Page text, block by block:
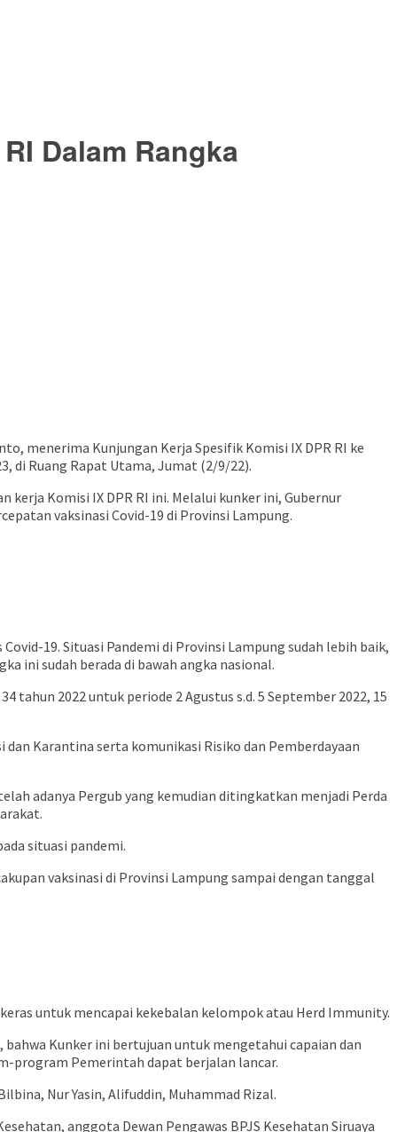
Dalam Rangka
menerima Kunjungan Kerja Spesifik Komisi IX DPR RI ke
di Ruang Rapat Utama, Jumat (2/9/22).
Komisi IX DPR RI ini. Melalui kunker ini, Gubernur
vaksinasi Covid-19 di Provinsi Lampung.
19. Situasi Pandemi di Provinsi Lampung sudah lebih baik,
ini sudah berada di bawah angka nasional.
2022 untuk periode 2 Agustus s.d. 5 September 2022, 15
Karantina serta komunikasi Risiko dan Pemberdayaan
adanya Pergub yang kemudian ditingkatkan menjadi Perda
situasi pandemi.
vaksinasi di Provinsi Lampung sampai dengan tanggal
untuk mencapai kekebalan kelompok atau Herd Immunity.
Kunker ini bertujuan untuk mengetahui capaian dan
program Pemerintah dapat berjalan lancar.
Nur Yasin, Alifuddin, Muhammad Rizal.
anggota Dewan Pengawas BPJS Kesehatan Siruaya